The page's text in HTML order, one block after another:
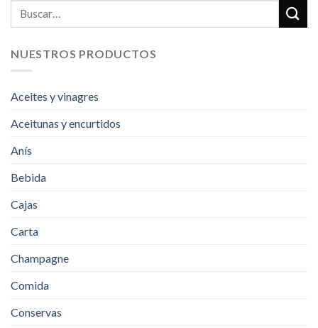
Buscar
NUESTROS PRODUCTOS
Aceites y vinagres
Aceitunas y encurtidos
Anís
Bebida
Cajas
Carta
Champagne
Comida
Conservas